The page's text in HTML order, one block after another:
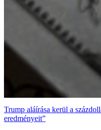
Trump aláírása kerül a
eredményeit”